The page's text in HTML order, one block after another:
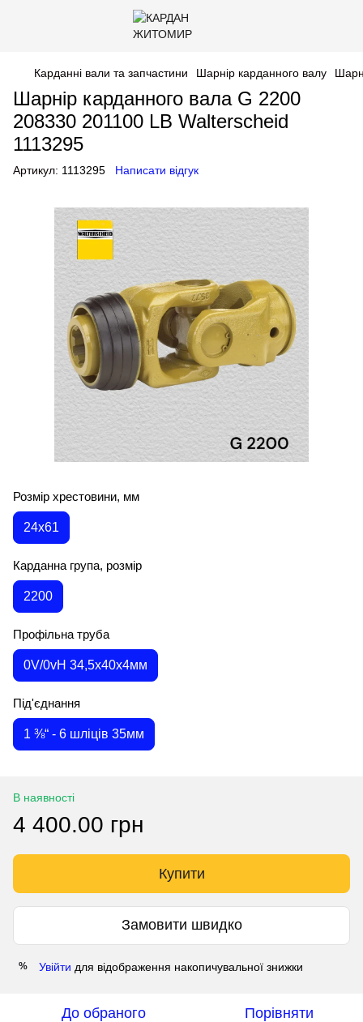
Карданні вали та запчастини Шарнір карданного валу
Шарнір карданного вала G 2200
208330 201100 LB Walterscheid
1113295
Артикул: 1113295 Написати відгук
Розмір хрестовини, мм
24х61
Карданна група, розмір
2200
Профільна труба
0V/0vH 34,5х40х4мм
Під'єднання
1 ⅜“ - 6 шліців 35мм
В наявності
4 400.00 грн
Купити
Замовити швидко
% Увійти для відображення накопичувальної знижки
До обраного Порівняти